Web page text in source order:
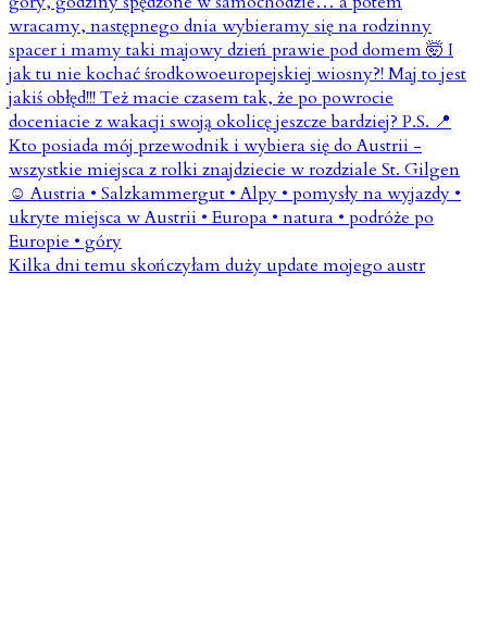
Kilka dni temu skończyłam duży update mojego austr